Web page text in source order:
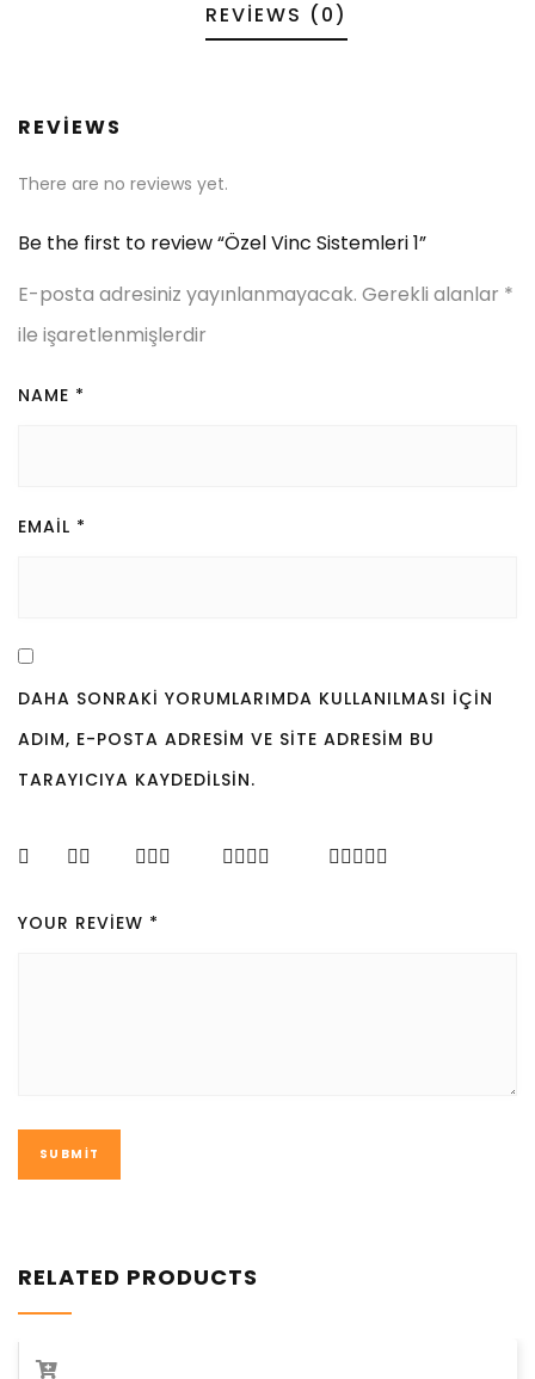
REVIEWS (0)
REVIEWS
There are no reviews yet.
Be the first to review “Özel Vinc Sistemleri 1”
E-posta adresiniz yayınlanmayacak. Gerekli alanlar *
ile işaretlenmişlerdir
NAME *
EMAIL *
DAHA SONRAKI YORUMLARIMDA KULLANILMASI IÇIN
ADIM, E-POSTA ADRESIM VE SITE ADRESIM BU
TARAYICIYA KAYDEDILSIN.
YOUR REVIEW *
RELATED PRODUCTS